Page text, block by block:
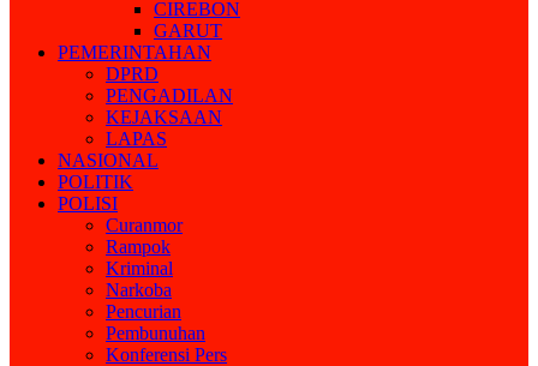
CIREBON
GARUT
PEMERINTAHAN
DPRD
PENGADILAN
KEJAKSAAN
LAPAS
NASIONAL
POLITIK
POLISI
Curanmor
Rampok
Kriminal
Narkoba
Pencurian
Pembunuhan
Konferensi Pers